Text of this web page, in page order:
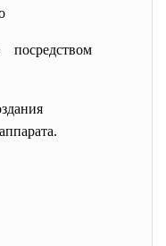
посредством